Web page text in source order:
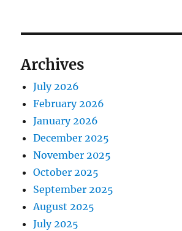
Archives
July 2026
February 2026
January 2026
December 2025
November 2025
October 2025
September 2025
August 2025
July 2025